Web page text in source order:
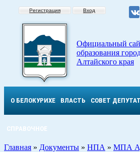
Регистрация Вход
Официальный
образования
Алтайского края
О БЕЛОКУРИХЕ ВЛАСТЬ СОВЕТ
СПРАВОЧНОЕ
Главная » Документы » НПА » МПА